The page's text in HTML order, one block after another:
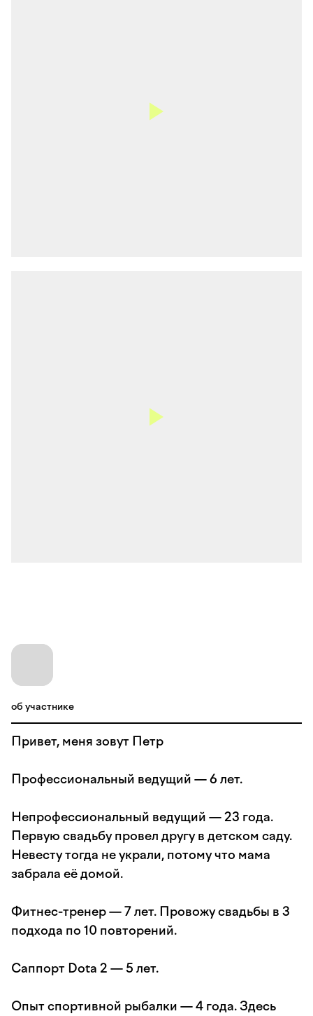
об участнике
Привет, меня зовут Петр
Профессиональный ведущий — 6 лет.
Непрофессиональный ведущий — 23 года.
Первую свадьбу провел другу в детском саду.
Невесту тогда не украли, потому что мама
забрала её домой.
Фитнес-тренер — 7 лет. Провожу свадьбы в 3
подхода по 10 повторений.
Саппорт Dota 2 — 5 лет.
Опыт спортивной рыбалки — 4 года. Здесь